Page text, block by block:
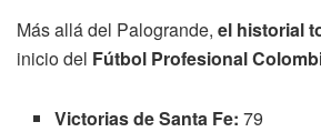
Más allá del Palogrande, el historial
inicio del Fútbol Profesional
Victorias de Santa Fe: 79